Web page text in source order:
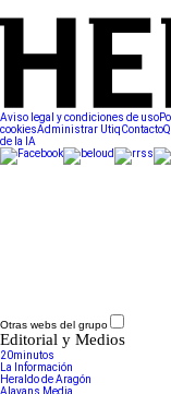
Aviso legal y condiciones de uso
cookiesAdministrar UtiqContacto
de la IA
Otras webs del grupo
Editorial y Medios
20minutos
La Información
Heraldo de Aragón
Alayans Media